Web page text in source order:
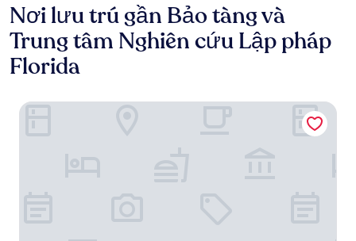
Nơi lưu trú gần Bảo tàng và
Trung tâm Nghiên cứu Lập pháp
Florida
Hotel Indigo Tallahassee - Collegetown by IHG